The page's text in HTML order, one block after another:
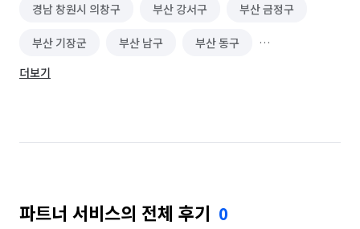
경남 창원시 의창구 부산 강서구 부산 금정구
부산 기장군 부산 남구 부산 동구
부산 동래구
부산 수영구 부산 연제구 부산 영도구
더보기
파트너 서비스의 전체 후기 0